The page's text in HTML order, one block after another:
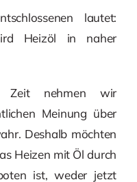
lautet:
Heizöl in naher
Zeit nehmen wir
Meinung über
Deshalb möchten
Heizen mit Öl durch
ist, weder jetzt